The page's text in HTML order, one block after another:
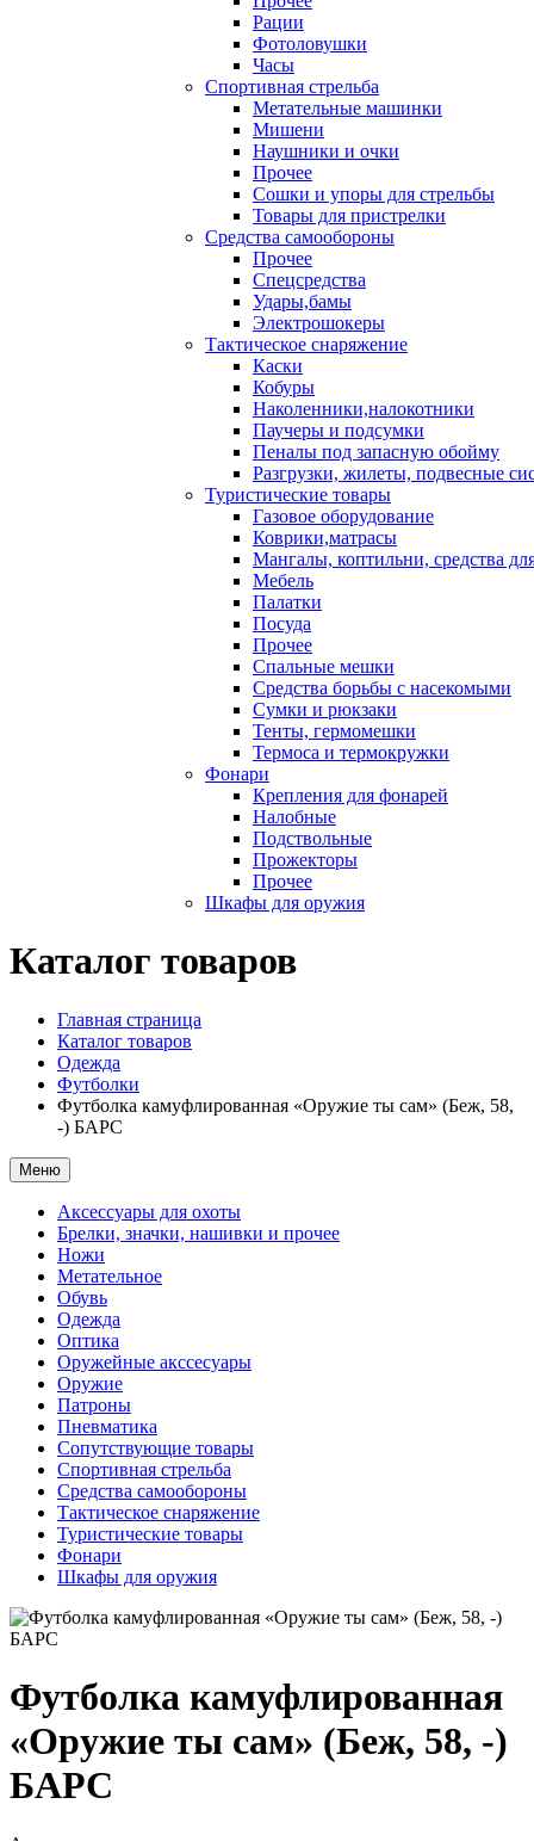
Рации
Фотоловушки
Часы
Спортивная стрельба
Метательные машинки
Мишени
Наушники и очки
Прочее
Сошки и упоры для стрельбы
Товары для пристрелки
Средства самообороны
Прочее
Спецсредства
Удары,бамы
Электрошокеры
Тактическое снаряжение
Каски
Кобуры
Наколенники,налокотники
Паучеры и подсумки
Пеналы под запасную обойму
Разгрузки, жилеты, подвесные
Туристические товары
Газовое оборудование
Коврики,матрасы
Мангалы, коптильни, средства
Мебель
Палатки
Посуда
Прочее
Спальные мешки
Средства борьбы с насекомыми
Сумки и рюкзаки
Тенты, гермомешки
Термоса и термокружки
Фонари
Крепления для фонарей
Налобные
Подствольные
Прожекторы
Прочее
Шкафы для оружия
Каталог товаров
Главная страница
Каталог товаров
Одежда
Футболки
Футболка камуфлированная «Оружие ты сам» (Беж, 58,
-) БАРС
Меню
Аксессуары для охоты
Брелки, значки, нашивки и прочее
Ножи
Метательное
Обувь
Одежда
Оптика
Оружейные акссесуары
Оружие
Патроны
Пневматика
Сопутствующие товары
Спортивная стрельба
Средства самообороны
Тактическое снаряжение
Туристические товары
Фонари
Шкафы для оружия
Футболка камуфлированная
«Оружие ты сам» (Беж, 58, -)
БАРС